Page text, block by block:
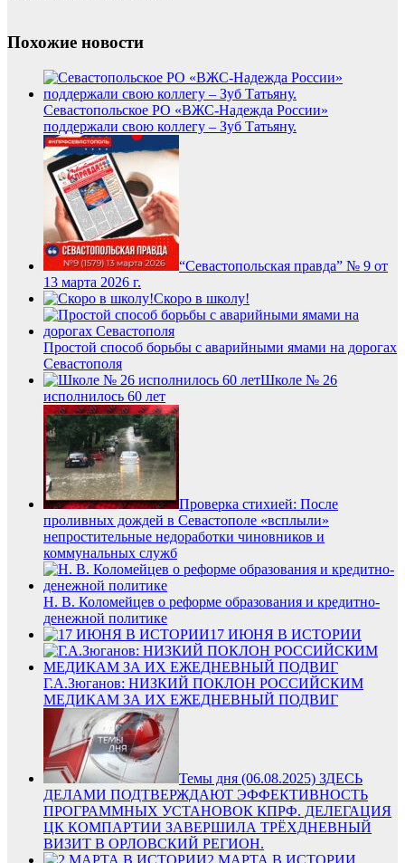
Похожие новости
Севастопольское РО «ВЖС-Надежда России»
поддержали свою коллегу – Зуб Татьяну.
“Севастопольская правда” № 9 от
13 марта 2026 г.
Скоро в школу!
Простой способ борьбы с аварийными ямами на дорогах
Севастополя
Школе № 26
исполнилось 60 лет
Проверка стихией: После
проливных дождей в Севастополе «всплыли»
непростительные недоработки чиновников и
коммунальных служб
Н. В. Коломейцев о реформе образования и кредитно-
денежной политике
17 ИЮНЯ В ИСТОРИИ
Г.А.Зюганов: НИЗКИЙ ПОКЛОН РОССИЙСКИМ
МЕДИКАМ ЗА ИХ ЕЖЕДНЕВНЫЙ ПОДВИГ
Темы дня (06.08.2025) ЗДЕСЬ
ДЕЛАМИ ПОДТВЕРЖДАЮТ ЭФФЕКТИВНОСТЬ
ПРОГРАММНЫХ УСТАНОВОК КПРФ. ДЕЛЕГАЦИЯ
ЦК КОМПАРТИИ ЗАВЕРШИЛА ТРЁХДНЕВНЫЙ
ВИЗИТ В ОРЛОВСКИЙ РЕГИОН.
2 МАРТА В ИСТОРИИ